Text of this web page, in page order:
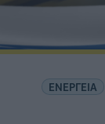
ΕΝΕΡΓΕΙΑ